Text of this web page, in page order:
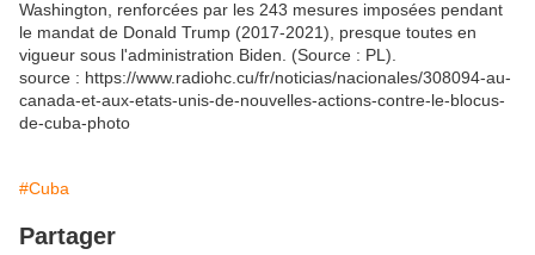
Washington, renforcées par les 243 mesures imposées pendant
le mandat de Donald Trump (2017-2021), presque toutes en
vigueur sous l'administration Biden. (Source : PL).
source : https://www.radiohc.cu/fr/noticias/nacionales/308094-au-
canada-et-aux-etats-unis-de-nouvelles-actions-contre-le-blocus-
de-cuba-photo
#Cuba
Partager